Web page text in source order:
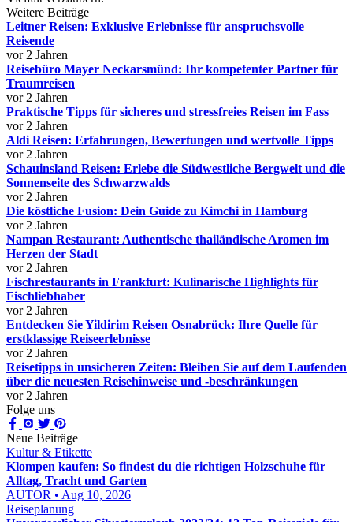
Weitere Beiträge
Leitner Reisen: Exklusive Erlebnisse für anspruchsvolle
Reisende
vor 2 Jahren
Reisebüro Mayer Neckarsmünd: Ihr kompetenter Partner für
Traumreisen
vor 2 Jahren
Praktische Tipps für sicheres und stressfreies Reisen im Fass
vor 2 Jahren
Aldi Reisen: Erfahrungen, Bewertungen und wertvolle Tipps
vor 2 Jahren
Schauinsland Reisen: Erlebe die Südwestliche Bergwelt und die
Sonnenseite des Schwarzwalds
vor 2 Jahren
Die köstliche Fusion: Dein Guide zu Kimchi in Hamburg
vor 2 Jahren
Nampan Restaurant: Authentische thailändische Aromen im
Herzen der Stadt
vor 2 Jahren
Fischrestaurants in Frankfurt: Kulinarische Highlights für
Fischliebhaber
vor 2 Jahren
Entdecken Sie Yildirim Reisen Osnabrück: Ihre Quelle für
erstklassige Reiseerlebnisse
vor 2 Jahren
Reisetipps in unsicheren Zeiten: Bleiben Sie auf dem Laufenden
über die neuesten Reisehinweise und -beschränkungen
vor 2 Jahren
Folge uns
Neue Beiträge
Kultur & Etikette
Klompen kaufen: So findest du die richtigen Holzschuhe für
Alltag, Tracht und Garten
AUTOR • Aug 10, 2026
Reiseplanung